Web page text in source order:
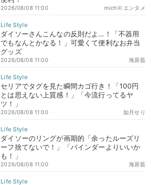
michill エンタメ
2026/08/08 11:00
ダイソーさんこんなの反則だよ…！「不器用
でもなんとかなる！」可愛くて便利なお弁当
グッズ
海原藍
2026/08/08 11:00
セリアでタグを見た瞬間カゴ行き！「100円
とは思えない上質感！」「今流行ってるヤ
ツ！」
如月せり
2026/08/08 11:00
ダイソーのリングが画期的「余ったルーズリ
ーフ捨てないで！」「バインダーよりいいか
も！」
海原藍
2026/08/08 11:00